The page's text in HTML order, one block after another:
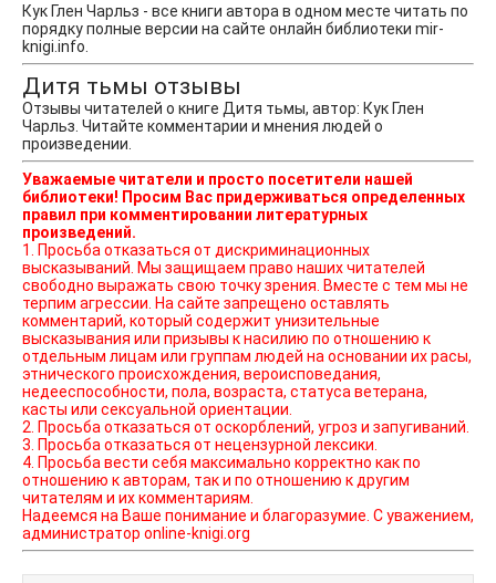
Кук Глен Чарльз - все книги автора в одном месте читать по
порядку полные версии на сайте онлайн библиотеки mir-
knigi.info.
Дитя тьмы отзывы
Отзывы читателей о книге Дитя тьмы, автор: Кук Глен
Чарльз. Читайте комментарии и мнения людей о
произведении.
Уважаемые читатели и просто посетители нашей
библиотеки! Просим Вас придерживаться определенных
правил при комментировании литературных
произведений.
1. Просьба отказаться от дискриминационных
высказываний. Мы защищаем право наших читателей
свободно выражать свою точку зрения. Вместе с тем мы не
терпим агрессии. На сайте запрещено оставлять
комментарий, который содержит унизительные
высказывания или призывы к насилию по отношению к
отдельным лицам или группам людей на основании их расы,
этнического происхождения, вероисповедания,
недееспособности, пола, возраста, статуса ветерана,
касты или сексуальной ориентации.
2. Просьба отказаться от оскорблений, угроз и запугиваний.
3. Просьба отказаться от нецензурной лексики.
4. Просьба вести себя максимально корректно как по
отношению к авторам, так и по отношению к другим
читателям и их комментариям.
Надеемся на Ваше понимание и благоразумие. С уважением,
администратор online-knigi.org